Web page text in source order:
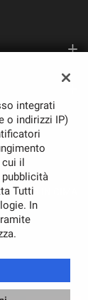
TORNA IN CIMA
Leggi
integrati
o indirizzi IP)
il
Tutti
In
utente